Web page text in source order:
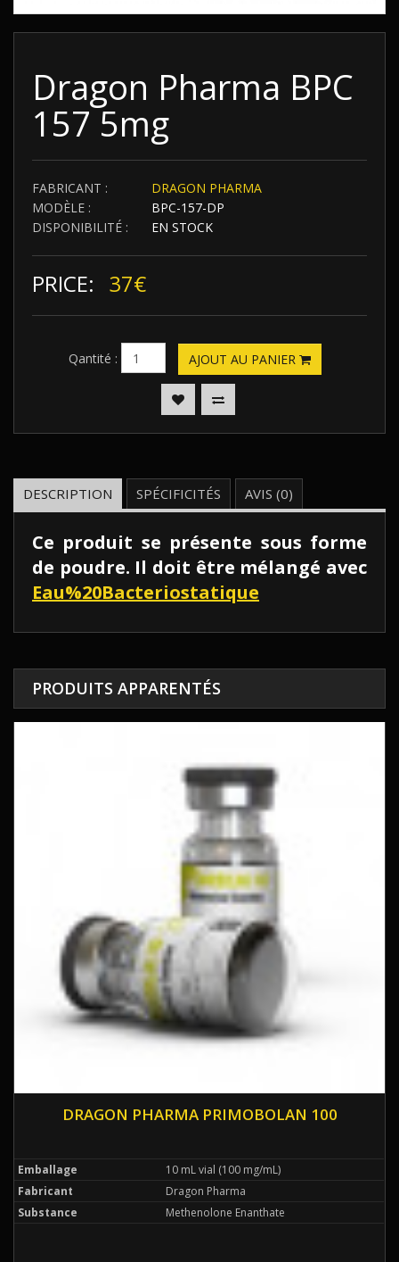
Dragon Pharma BPC
157 5mg
FABRICANT :
DRAGON PHARMA
MODÈLE :
BPC-157-DP
DISPONIBILITÉ :
EN STOCK
PRICE: 37€
Qantité : AJOUT AU PANIER
DESCRIPTION SPÉCIFICITÉS AVIS (0)
Ce produit se présente sous forme
de poudre. Il doit être mélangé avec
Eau%20Bacteriostatique
PRODUITS APPARENTÉS
DRAGON PHARMA PRIMOBOLAN 100
Emballage
10 mL vial (100 mg/mL)
Fabricant
Dragon Pharma
Substance
Methenolone Enanthate